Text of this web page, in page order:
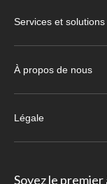
Services et solutions
À propos de nous
Légale
Soyez le premier